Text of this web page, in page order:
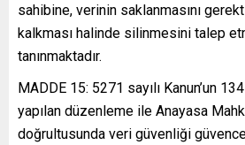
sahibine, verinin saklanmasını
kalkması halinde silinmesini talep
tanınmaktadır.
MADDE 15: 5271 sayılı Kanun’un
yapılan düzenleme ile Anayasa
doğrultusunda veri güvenliği